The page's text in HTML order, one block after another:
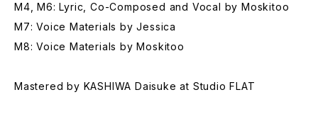
M4, M6: Lyric, Co-Composed and Vocal by Moskitoo
M7: Voice Materials by Jessica
M8: Voice Materials by Moskitoo
Mastered by KASHIWA Daisuke at Studio FLAT